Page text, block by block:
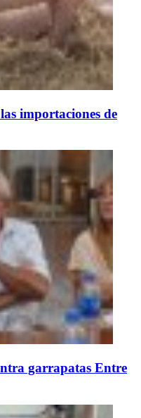
importaciones de
garrapatas Entre